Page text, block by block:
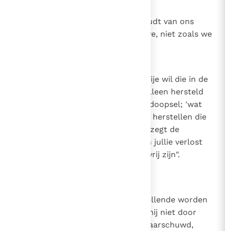
Hoe God van ons houdt. God houdt van ons
zoals we zullen zijn door zijn gave, niet zoals we
Het herstel van de vrije wil. De vrije wil die in de
eerste mens verwond was, kan alleen hersteld
worden door de genade van het doopsel; 'wat
verloren is gegaan, kan alleen Hij herstellen die
in staat was het te geven'. En zo zegt de
Waarheid zelf: "Wanneer de Zoon jullie verlost
heeft, dan zullen jullie werkelijk vrij zijn".
Geen ellendig mens kan uit zijn ellende worden
bevrijd, hoe groot die ook is, als hij niet door
Gods barmhartigheid wordt gewaarschuwd,